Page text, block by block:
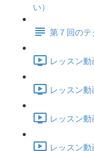
い）
第７回の
レッスン
レッスン
レッスン
レッスン